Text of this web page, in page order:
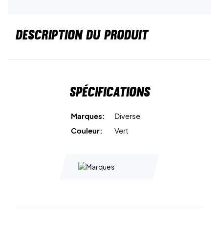
DESCRIPTION DU PRODUIT
Spécifications
Marques:
Diverse
Couleur:
Vert